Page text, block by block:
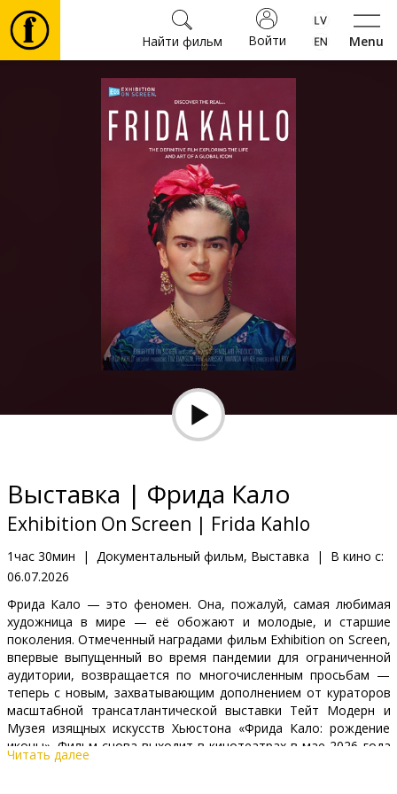
Menu
Войти
Найти фильм
Фильмы
Мероприятия
Подарки
Клуб
Выставка | Фрида Кало
Exhibition On Screen | Frida Kahlo
1час 30мин | Документальный фильм, Выставка |
В кино с:
06.07.2026
Фрида Кало — это феномен. Она, пожалуй, самая любимая
художница в мире — её обожают и молодые, и старшие
поколения. Отмеченный наградами фильм Exhibition on Screen,
впервые выпущенный во время пандемии для ограниченной
аудитории, возвращается по многочисленным просьбам —
теперь с новым, захватывающим дополнением от кураторов
масштабной трансатлантической выставки Тейт Модерн и
Музея изящных искусств Хьюстона «Фрида Кало: рождение
иконы». Фильм снова выходит в кинотеатрах в мае 2026 года
— за месяц до открытия выставки в Тейте, чтобы зрители
Читать далее